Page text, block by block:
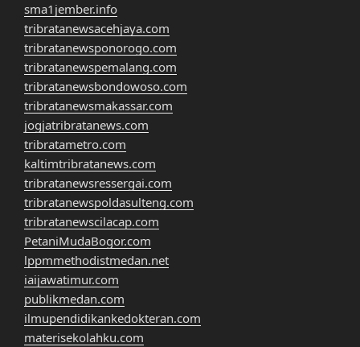
sma1jember.info
tribratanewsacehjaya.com
tribratanewsponorogo.com
tribratanewspemalang.com
tribratanewsbondowoso.com
tribratanewsmakassar.com
jogjatribratanews.com
tribratametro.com
kaltimtribratanews.com
tribratanewsressergai.com
tribratanewspoldasulteng.com
tribratanewscilacap.com
PetaniMudaBogor.com
lppmmethodistmedan.net
iaijawatimur.com
publikmedan.com
ilmupendidikankedokteran.com
materisekolahku.com